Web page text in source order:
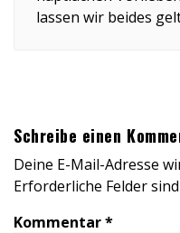
lassen wir beides
Schreibe einen
Deine E-Mail-Adresse
Erforderliche Felder
Kommentar*